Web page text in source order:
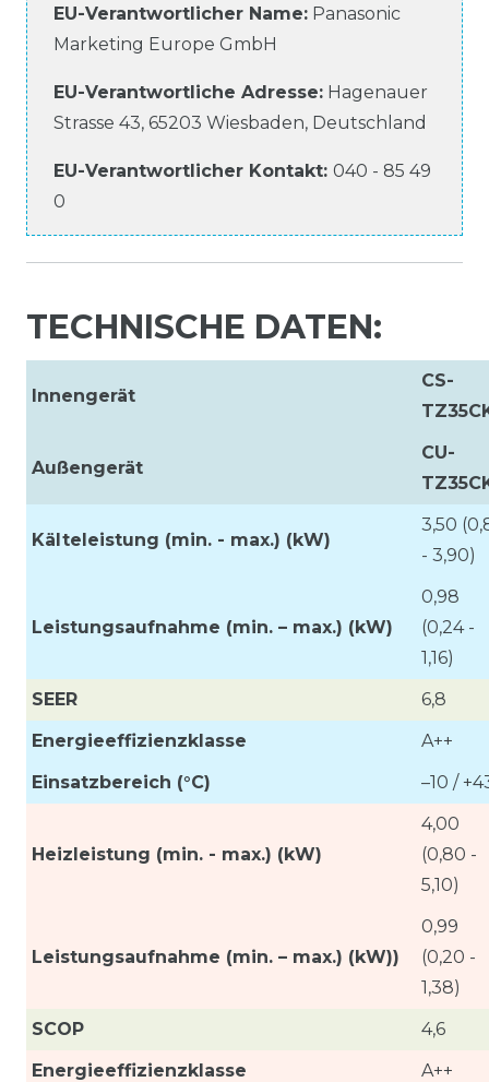
EU-Verantwortlicher Name: Panasonic
Marketing Europe GmbH
EU-Verantwortliche Adresse: Hagenauer
Strasse 43, 65203 Wiesbaden, Deutschland
EU-Verantwortlicher Kontakt: 040 - 85 49
0
TECHNISCHE DATEN:
Innengerät
CS-
Außengerät
CU-
Kälteleistung (min. - max.) (kW)
3,50
- 3,90)
Leistungsaufnahme (min. – max.) (kW)
0,98
(0,24 -
1,16)
SEER
6,8
Energieeffizienzklasse
A++
Einsatzbereich (°C)
–10 /
Heizleistung (min. - max.) (kW)
4,00
(0,80 -
5,10)
Leistungsaufnahme (min. – max.) (kW))
0,99
(0,20 -
1,38)
SCOP
4,6
Energieeffizienzklasse
A++